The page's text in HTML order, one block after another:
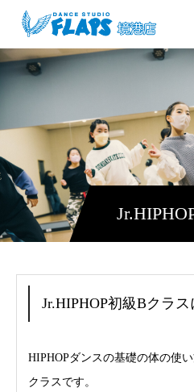
Jr.HIPHOP初級Bクラ
HIPHOPダンスの基礎の体の使
クラスです。